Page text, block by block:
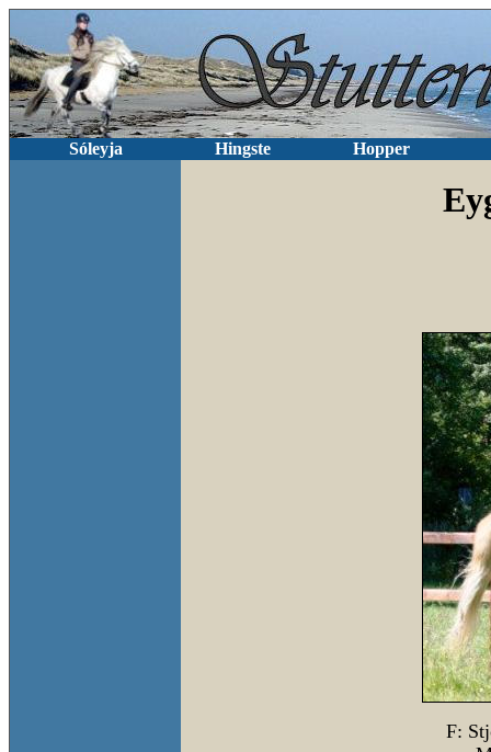
Sóleyja Hingste Hopper
F: